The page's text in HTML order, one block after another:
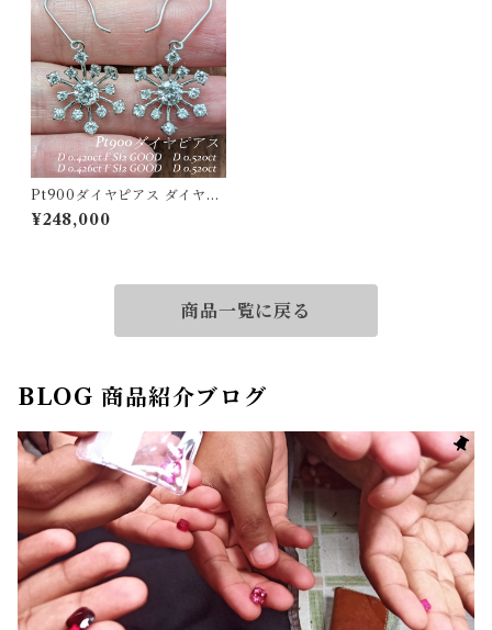
Pt900ダイヤピアス ダイヤモ
ンド 0.420ct 0.426ct ダイヤ
モンド 0.520ct 0.520ct【PR
¥248,000
商品一覧に戻る
BLOG 商品紹介ブログ